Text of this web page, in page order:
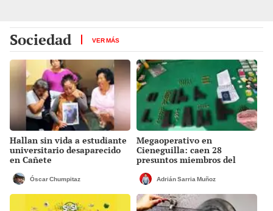
Sociedad VER MÁS
Hallan sin vida a estudiante
universitario desaparecido
en Cañete
Óscar Chumpitaz
Megaoperativo en
Cieneguilla: caen 28
presuntos miembros del
durante fiesta de
cumpleaños
Adrián Sarria Muñoz